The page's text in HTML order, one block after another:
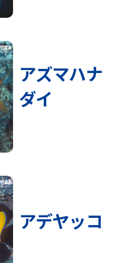
アズマハナ
ダイ
アデヤッコ